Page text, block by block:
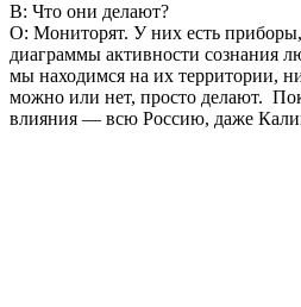
В: Что они делают?
О: Мониторят. У них есть приборы,
диаграммы активности сознания
мы находимся на их территории,
можно или нет, просто делают.
влияния — всю Россию, даже